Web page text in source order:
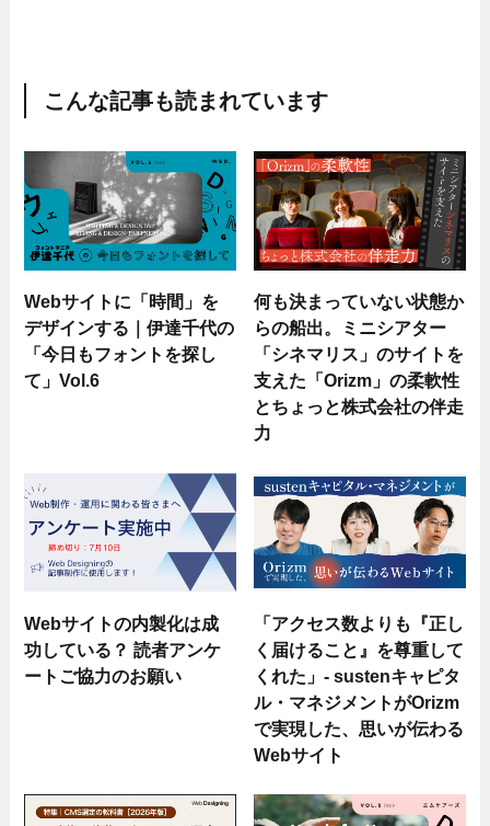
こんな記事も読まれています
Webサイトに「時間」を
デザインする｜伊達千代の
「今日もフォントを探し
て」Vol.6
何も決まっていない状態か
らの船出。ミニシアター
「シネマリス」のサイトを
支えた「Orizm」の柔軟性
とちょっと株式会社の伴走
力
Webサイトの内製化は成
功している？ 読者アンケ
ートご協力のお願い
「アクセス数よりも『正し
く届けること』を尊重して
くれた」- sustenキャピタ
ル・マネジメントがOrizm
で実現した、思いが伝わる
Webサイト